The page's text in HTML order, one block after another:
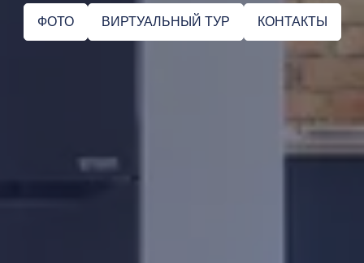
ФОТО ВИРТУАЛЬНЫЙ ТУР КОНТАКТЫ